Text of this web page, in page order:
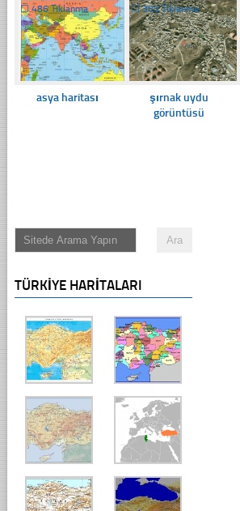
☐486 Tıklanma
asya haritası
☐365 Tıklanma
şırnak uydu
görüntüsü
TÜRKIYE HARITALARI